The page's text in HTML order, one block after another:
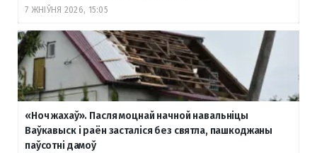
7 ЖНІЎНЯ 2026, 15:05
«Ноч жахаў». Пасля моцнай начной навальніцы
Ваўкавыск і раён засталіся без святла, пашкоджаны
паўсотні дамоў